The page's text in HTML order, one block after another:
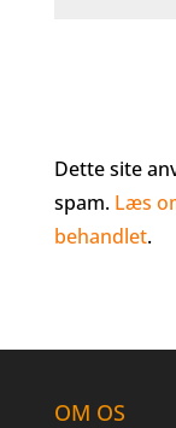
Dette site
spam. Læs
behandlet.
OM OS